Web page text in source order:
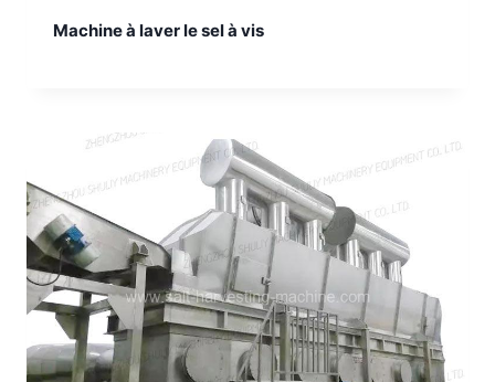
Machine à laver le sel à vis